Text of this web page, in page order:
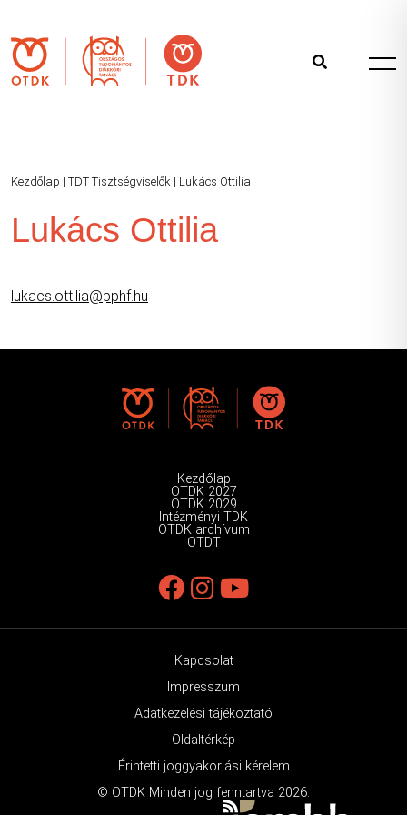
Kezdőlap | TDT Tisztségviselők | Lukács Ottilia
Lukács Ottilia
lukacs.ottilia@pphf.hu
Kezdőlap
OTDK 2027
OTDK 2029
Intézményi TDK
OTDK archívum
OTDT
Kapcsolat
Impresszum
Adatkezelési tájékoztató
Oldaltérkép
Érintetti joggyakorlási kérelem
© OTDK Minden jog fenntartva 2026.